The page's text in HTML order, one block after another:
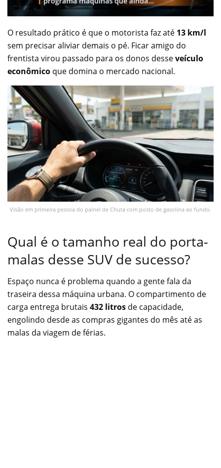
O resultado prático é que o motorista faz até 13 km/l
sem precisar aliviar demais o pé. Ficar amigo do
frentista virou passado para os donos desseveículo
econômico que domina o mercado nacional.
Visão em primeira pessoa do painel de Chuta com posto de gasolina ao fundo.
Qual é o tamanho real do porta-
malas desse SUV de sucesso?
Espaço nunca é problema quando a gente fala da
traseira dessa máquina urbana. O compartimento de
carga entrega brutais 432 litros de capacidade,
engolindo desde as compras gigantes do mês até as
malas da viagem de férias.